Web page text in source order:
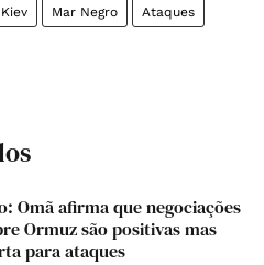
Kiev Mar Negro Ataques
Omã afirma que negociações
Ormuz são positivas mas
para ataques